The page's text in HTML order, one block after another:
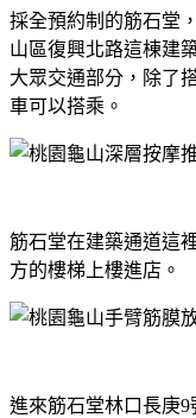
採全預約制的筋石堂
山區復興北路這棟建
大眾交通部分，除了
車可以搭乘。
筋石堂在建築通道這
方的樓梯上樓進店。
進來筋石堂林口長庚9